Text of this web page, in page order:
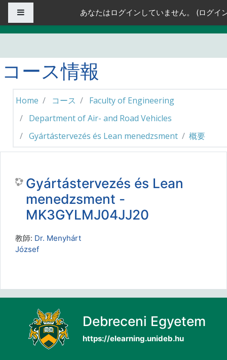
メインコンテンツへスキップする
あなたはログインしていません。 (ログイ
コース情報
Home コース
Faculty of Engineering
Department of Air- and Road Vehicles
Gyártástervezés és Lean menedzsment
概要
Gyártástervezés és Lean
menedzsment -
MK3GYLMJ04JJ20
教師: Dr. Menyhárt
József
Debreceni Egyetem
https://elearning.unideb.hu